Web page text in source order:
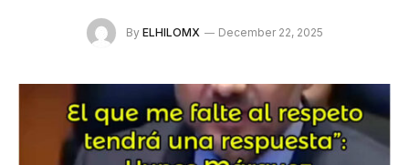
By ELHILOMX December 22, 2025